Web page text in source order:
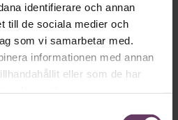
identifierare och annan
till de sociala medier och
som vi samarbetar med.
informationen med annan
eller som de har